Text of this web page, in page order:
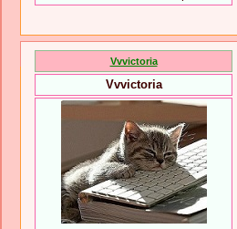
Vvvictoria
Vvvictoria